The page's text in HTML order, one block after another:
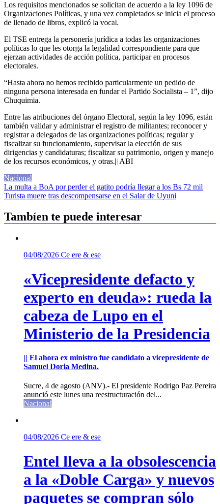
Los requisitos mencionados se solicitan de acuerdo a la ley 1096 de
Organizaciones Políticas, y una vez completados se inicia el proceso
de llenado de libros, explicó la vocal.
El TSE entrega la personería jurídica a todas las organizaciones
políticas lo que les otorga la legalidad correspondiente para que
ejerzan actividades de acción política, participar en procesos
electorales.
“Hasta ahora no hemos recibido particularmente un pedido de
ninguna persona interesada en fundar el Partido Socialista – 1”, dijo
Chuquimia.
Entre las atribuciones del órgano Electoral, según la ley 1096, están
también validar y administrar el registro de militantes; reconocer y
registrar a delegados de las organizaciones políticas; regular y
fiscalizar su funcionamiento, supervisar la elección de sus
dirigencias y candidaturas; fiscalizar su patrimonio, origen y manejo
de los recursos económicos, y otras.|| ABI
Nacional
Navegación
de
entradas
La multa a BoA por perder el gatito podría llegar a los Bs 72 mil
Turista muere tras descompensarse en el Salar de Uyuni
Tambíen te puede interesar
04/08/2026 Ce ere & ese
«Vicepresidente defacto y
experto en deuda»: rueda la
cabeza de Lupo en el
Ministerio de la Presidencia
|| El ahora ex ministro fue candidato a vicepresidente de
Samuel Doria Medina.
Sucre, 4 de agosto (ANV).- El presidente Rodrigo Paz Pereira
anunció este lunes una reestructuración del...
Nacional
04/08/2026 Ce ere & ese
Entel lleva a la obsolescencia
a la «Doble Carga» y nuevos
paquetes se compran sólo